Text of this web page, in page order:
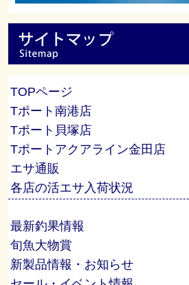
TOPページ
Tポート南港店
Tポート貝塚店
Tポートアクアライン金田店
エサ通販
各店の活エサ入荷状況
最新釣果情報
旬魚大物賞
新製品情報・お知らせ